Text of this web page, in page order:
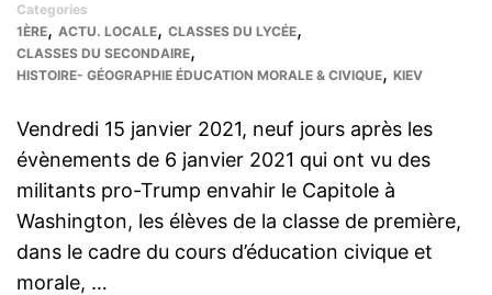
Categories
1ÈRE, ACTU. LOCALE, CLASSES DU LYCÉE,
CLASSES DU SECONDAIRE,
HISTOIRE- GÉOGRAPHIE ÉDUCATION MORALE & CIVIQUE, KIEV
Vendredi 15 janvier 2021, neuf jours après les
évènements de 6 janvier 2021 qui ont vu des
militants pro-Trump envahir le Capitole à
Washington, les élèves de la classe de première,
dans le cadre du cours d’éducation civique et
morale, …